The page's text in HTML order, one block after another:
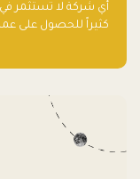
أي شركة لا تستثمر
كثيراً للحصول على